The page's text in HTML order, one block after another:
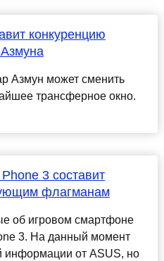
конкуренцию
Азмун может сменить
трансферное окно.
3 составит
флагманам
об игровом смартфоне
3. На данный момент
информации от ASUS, но